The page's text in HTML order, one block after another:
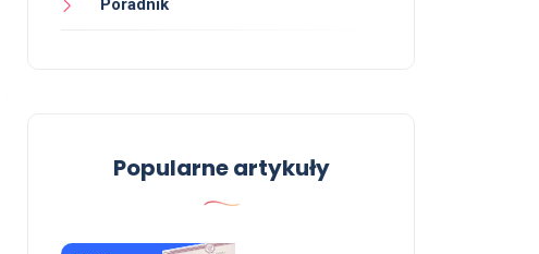
Poradnik
Popularne artykuły